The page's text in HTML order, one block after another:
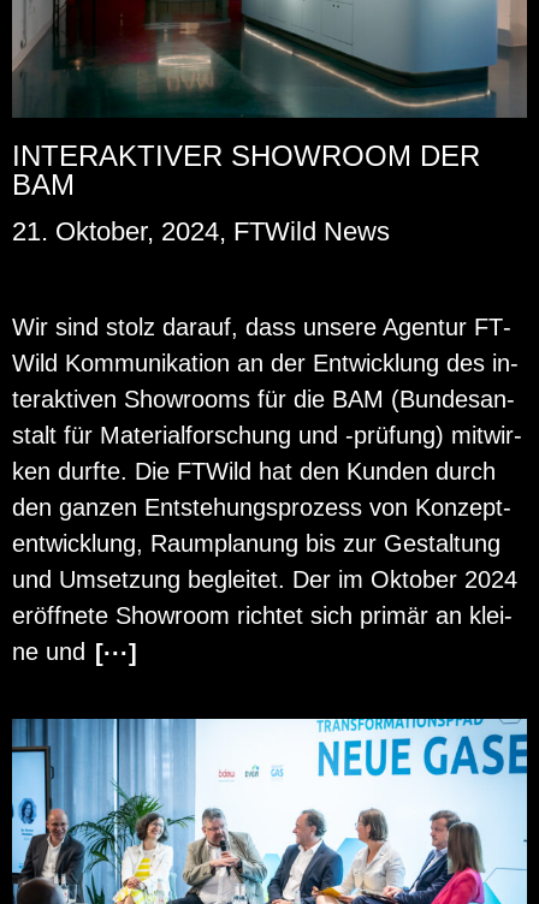
INTERAKTIVER SHOWROOM DER
BAM
21. Oktober, 2024, FTWild News
Wir sind stolz dar­auf, dass un­se­re Agen­tur FT­
Wild Kom­mu­ni­ka­ti­on an der Ent­wick­lung des in­
ter­ak­ti­ven Show­rooms für die BAM (Bun­des­an­
stalt für Ma­te­ri­al­for­schung und -prü­fung) mit­wir­
ken durf­te. Die FT­Wild hat den Kun­den durch
den gan­zen Ent­ste­hungs­pro­zess von Kon­zept­
ent­wick­lung, Raum­pla­nung bis zur Ge­stal­tung
und Um­set­zung be­glei­tet. Der im Ok­to­ber 2024
er­öff­ne­te Show­room rich­tet sich pri­mär an klei­
ne und
[···]